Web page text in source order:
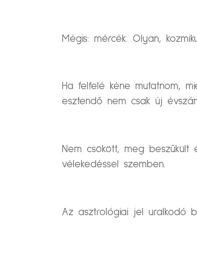
Mégis: mércék. Olyan,
Ha felfelé kéne mutatnom,
esztendő nem csak új
Nem csökött, meg
vélekedéssel szemben.
Az asztrológiai jel uralkodó